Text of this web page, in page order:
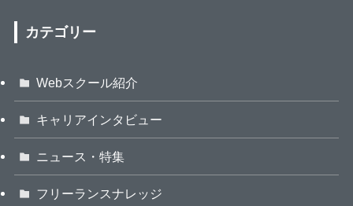
カテゴリー
Webスクール紹介
キャリアインタビュー
ニュース・特集
フリーランスナレッジ